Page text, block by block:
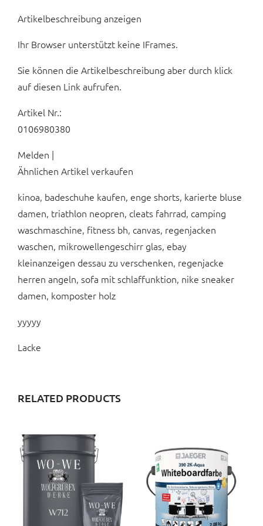
Artikelbeschreibung anzeigen
Ihr Browser unterstützt keine IFrames.
Sie können die Artikelbeschreibung aber durch klick
auf diesen Link aufrufen.
Artikel Nr.:
0106980380
Melden |
Ähnlichen Artikel verkaufen
kinoa, badeschuhe kaufen, enge shorts, karierte bluse
damen, triathlon neopren, cleats fahrrad, camping
waschmaschine, fitness bh, canvas, regenjacken
waschen, mikrowellengeschirr glas, ebay
kleinanzeigen dessau zu verschenken, regenjacke
herren angeln, sofa mit schlaffunktion, nike sneaker
damen, komposter holz
yyyyy
Lacke
RELATED PRODUCTS